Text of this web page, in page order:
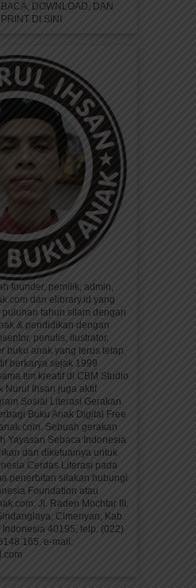
BACA, DOWNLOAD, DAN
PRINT DI SINI
founder, pemilik, admin,
dan elibrary.id yang
tahun silam dengan
& pendidikan dengan
penulis, ilustrator,
buku anak yang terus tetap
berkarya sejak 1999
tim kreatif di CBM Studio
Nurul Ihsan juga aktif
Sosial Literasi Gerakan
Buku Anak Digital Free
Sebuah gerakan
Yayasan Sebaca Indonesia
dan diketuainya untuk
Cerdas Literasi pada
penerbitan silakan hubungi
Foundation atau
Jl. Raden Mochtar III,
Cimenyan, Kab.
40195, telp. (022)
165. e-mail: